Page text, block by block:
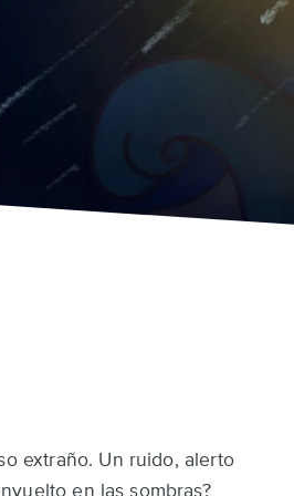
extraño. Un ruido, alerto
en las sombras?